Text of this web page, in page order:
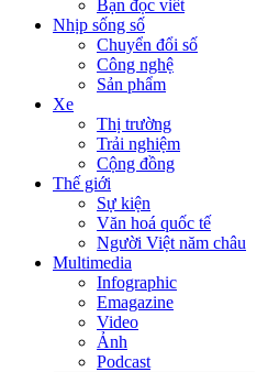
Bạn đọc viết
Nhịp sống số
Chuyển đổi số
Công nghệ
Sản phẩm
Xe
Thị trường
Trải nghiệm
Cộng đồng
Thế giới
Sự kiện
Văn hoá quốc tế
Người Việt năm châu
Multimedia
Infographic
Emagazine
Video
Ảnh
Podcast